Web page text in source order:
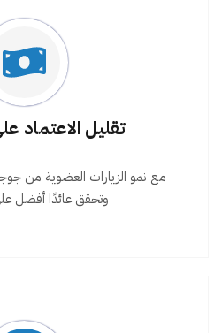
تقليل الاعتماد
مع نمو الزيارات العضوية من
وتحقق عائدًا أفضل